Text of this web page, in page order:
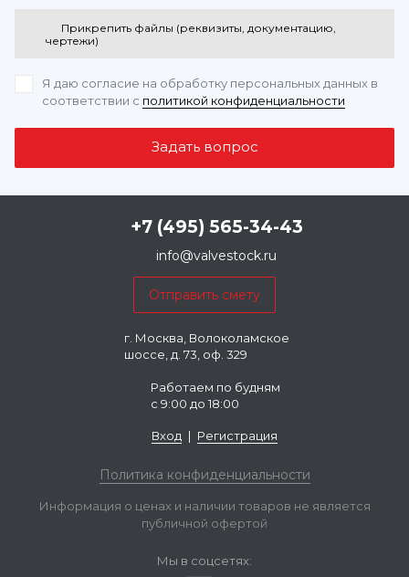
Прикрепить файлы (реквизиты, документацию,
чертежи)
Я даю согласие на обработку персональных данных в
соответствии с политикой конфиденциальности
+7 (495) 565-34-43
info@valvestock.ru
г. Москва, Волоколамское
шоссе, д. 73, оф. 329
Работаем по будням
с 9:00 до 18:00
Вход | Регистрация
Политика конфиденциальности
Информация о ценах и наличии товаров не является
публичной офертой
Мы в соцсетях: